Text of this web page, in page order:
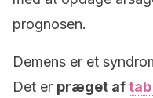
prognosen.
Demens er et
Det er præget af